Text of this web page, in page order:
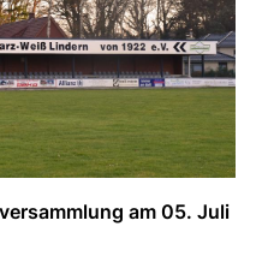
am 05. Juli